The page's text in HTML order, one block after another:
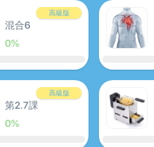
高級版
混合6
0%
高級版
第2.7課
0%